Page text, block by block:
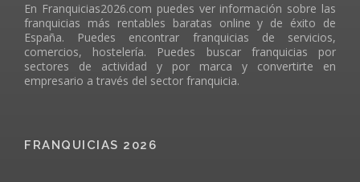
En Franquicias2026.com puedes ver información sobre las
franquicias más rentables baratas online y de éxito de
España. Puedes encontrar franquicias de servicios,
comercios, hostelería. Puedes buscar franquicias por
sectores de actividad y por marca y convertirte en
empresario a través del sector franquicia.
FRANQUICIAS 2026